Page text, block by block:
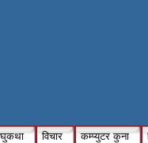
विचार कम्प्युटर कुना